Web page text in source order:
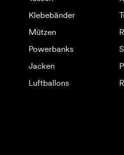
Klebebänder
Mützen
Powerbanks
Jacken
Luftballons